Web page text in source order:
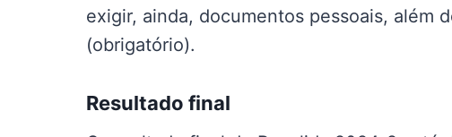
exigir, ainda, documentos pessoais, além
(obrigatório).
Resultado final